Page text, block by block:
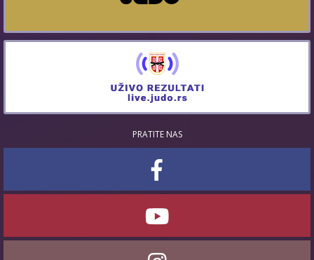
PRATITE NAS